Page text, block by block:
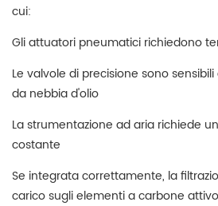
cui:
Gli attuatori pneumatici richiedono
Le valvole di precisione sono
da nebbia d'olio
La strumentazione ad aria richiede
costante
Se integrata correttamente, la
carico sugli elementi a carbone